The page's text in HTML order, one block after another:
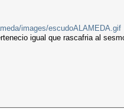
images/escudoALAMEDA.gif
igual que rascafria al